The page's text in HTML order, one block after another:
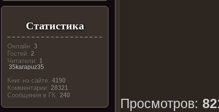
Статистика
Онлайн:3
Гостей:2
Читатели: 1
35karapuz35
Книг на сайте:4190
Комментарии:28321
Cообщения в ГК:240
Просмотров: